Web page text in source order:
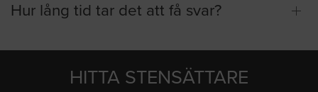
Hur lång tid tar det att få svar?
HITTA STENSÄTTARE